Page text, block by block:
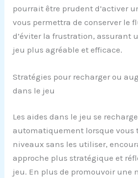
pourrait être prudent d’activer
vous permettra de conserver le
d’éviter la frustration, assurant
jeu plus agréable et efficace.
Stratégies pour recharger ou
dans le jeu
Les aides dans le jeu se
automatiquement lorsque vous
niveaux sans les utiliser,
approche plus stratégique et
jeu. En plus de promouvoir une